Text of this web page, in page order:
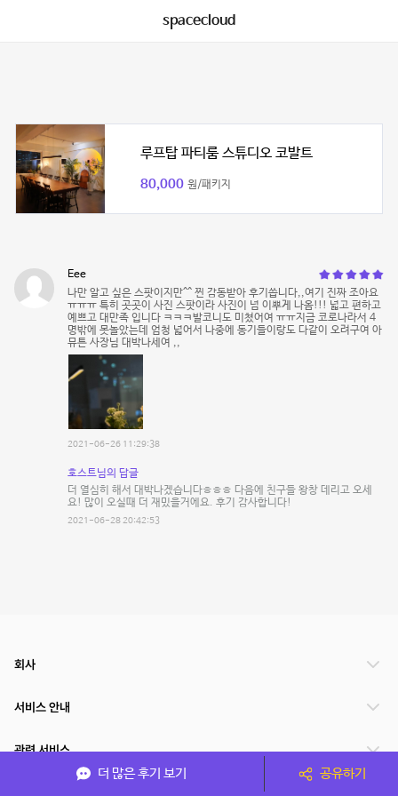
spacecloud
루프탑 파티룸 스튜디오 코발트
80,000 원/패키지
Eee
나만 알고 싶은 스팟이지만^^ 찐 감동받아 후기씁니다,,여기 진짜 조아요
ㅠㅠㅠ 특히 곳곳이 사진 스팟이라 사진이 넘 이뿌게 나옴!!! 넓고 편하고
예쁘고 대만족 입니다 ㅋㅋㅋ발코니도 미쳤어여 ㅠㅠ지금 코로나라서 4
명밖에 못놀았는데 엄청 넓어서 나중에 동기들이랑도 다같이 오려구여 아
뮤튼 사장님 대박나세여 ,,
2021-06-26 11:29:38
호스트님의 답글
더 열심히 해서 대박나겠습니다ㅎㅎㅎ 다음에 친구들 왕창 데리고 오세
요! 많이 오실때 더 재밌을거에요. 후기 감사합니다!
2021-06-28 20:42:53
더 많은 후기 보기 공유하기
회사
서비스 안내
관련 서비스